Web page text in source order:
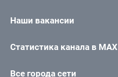
Наши вакансии
Статистика канала в MAX
Все города сети